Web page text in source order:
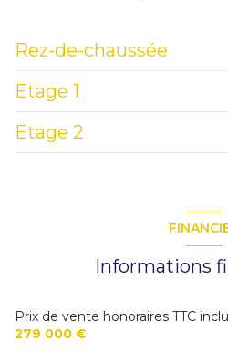
Rez-de-chaussée
entrée
Etage 1
PALIER 1
Etage 2
Informations
Prix de vente honoraires TTC
279 000 €